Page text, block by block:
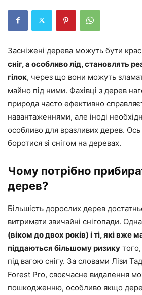
Засніжені дерева можуть бути
сніг, а особливо лід, становлять
гілок, через що вони можуть
майно під ними. Фахівці з дерев
природа часто ефективно
навантаженнями, але іноді
особливо для вразливих дерев.
боротися зі снігом на деревах.
Чому потрібно
дерев?
Більшість дорослих дерев
витримати звичайні снігопади.
(віком до двох років) і ті, які вже
піддаються більшому ризику
під вагою снігу. За словами Лізи
Forest Pro, своєчасне видалення
пошкодженню, особливо якщо